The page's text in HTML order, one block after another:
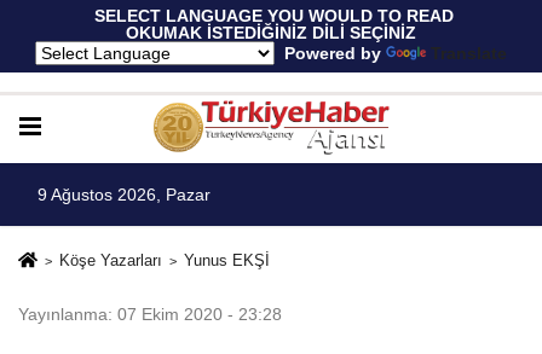
SELECT LANGUAGE YOU WOULD TO READ
OKUMAK İSTEDİĞİNİZ DİLİ SEÇİNİZ
Powered by
Translate
9 Ağustos 2026, Pazar
Köşe Yazarları Yunus EKŞİ
Yayınlanma: 07 Ekim 2020 - 23:28